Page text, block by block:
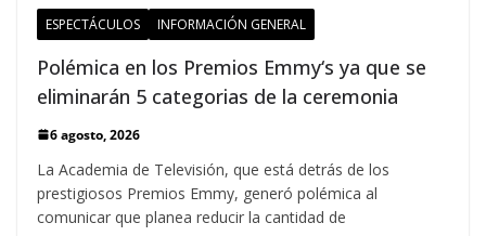
ESPECTÁCULOS INFORMACIÓN GENERAL
Polémica en los Premios Emmy‘s ya que se
eliminarán 5 categorias de la ceremonia
6 agosto, 2026
La Academia de Televisión, que está detrás de los
prestigiosos Premios Emmy, generó polémica al
comunicar que planea reducir la cantidad de